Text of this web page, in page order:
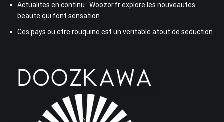
Actualites en continu : Woozor.fr explore les nouveautes
beaute qui font sensation
Ces pays ou etre rouquine est un veritable atout de seduction